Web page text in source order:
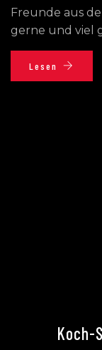
Freunde aus
gerne und viel
Lesen
Koch-